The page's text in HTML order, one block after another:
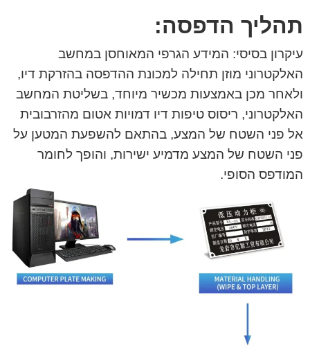
תהליך הדפסה:
עיקרון בסיסי: המידע הגרפי המאוחסן במחשב
האלקטרוני מוזן תחילה למכונת ההדפסה בהזרקת דיו,
ולאחר מכן באמצעות מכשיר מיוחד, בשליטת המחשב
האלקטרוני, ריסוס טיפות דיו דמויות אטום מהזרבובית
אל פני השטח של המצע, בהתאם להשפעת המטען על
פני השטח של המצע מדמיע ישירות, והופך לחומר
המודפס הסופי.